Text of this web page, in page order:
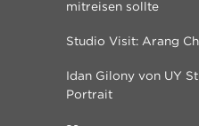
mitreisen sollte
Studio Visit: Arang
Idan Gilony von UY
Portrait